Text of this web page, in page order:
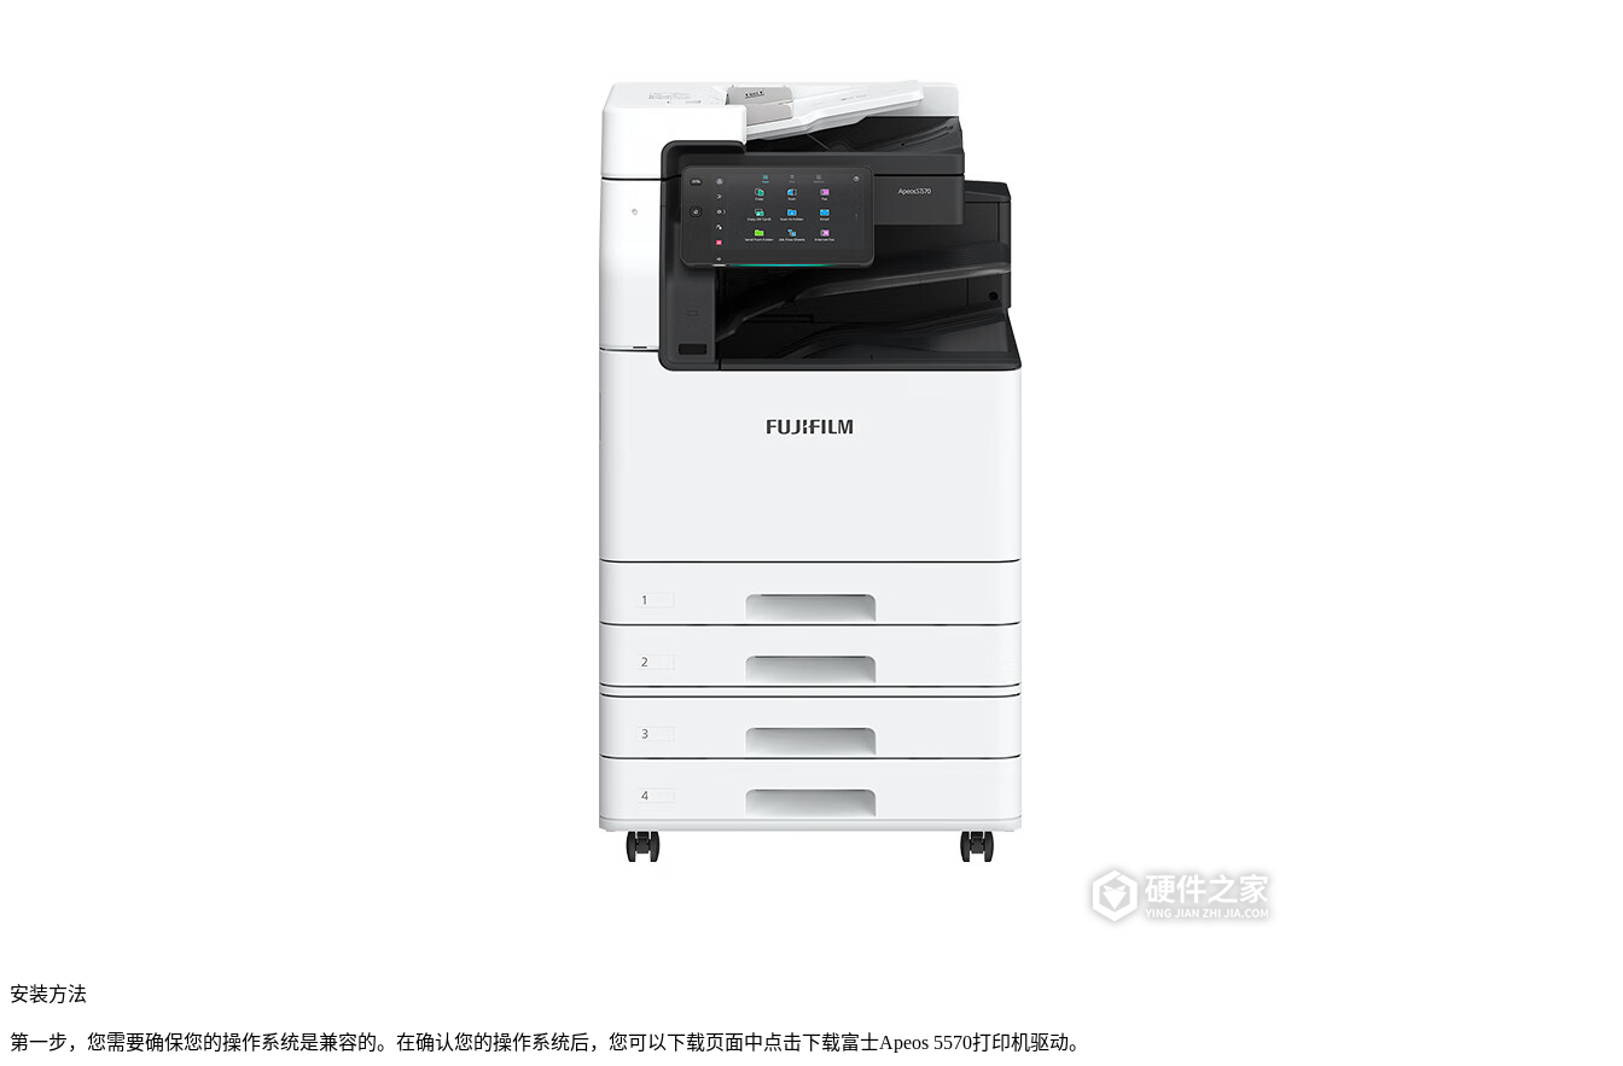
安装方法
第一步，您需要确保您的操作系统是兼容的。在确认您的操作系统后，您可以下载页面中点击下载富士Apeos 5570打印机驱动。